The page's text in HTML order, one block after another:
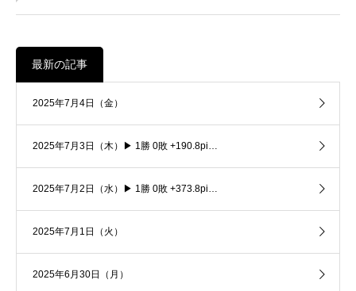
最新の記事
2025年7月4日（金）
2025年7月3日（木）▶ 1勝 0敗 +190.8pi…
2025年7月2日（水）▶ 1勝 0敗 +373.8pi…
2025年7月1日（火）
2025年6月30日（月）